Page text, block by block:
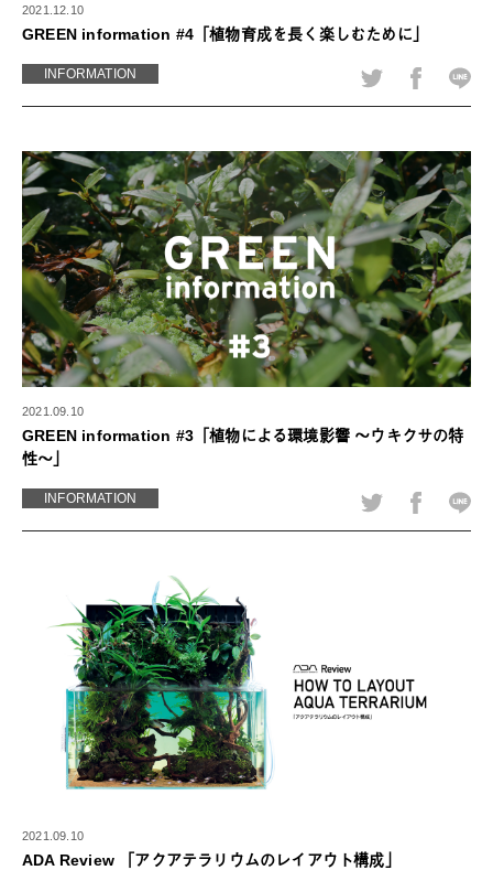
2021.12.10
GREEN information #4「植物育成を長く楽しむために」
INFORMATION
2021.09.10
GREEN information #3「植物による環境影響 ～ウキクサの特
性～」
INFORMATION
2021.09.10
ADA Review 「アクアテラリウムのレイアウト構成」